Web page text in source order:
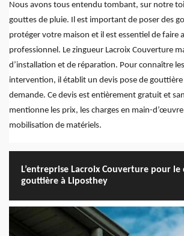
Nous avons tous entendu tombant, sur notre
gouttes de pluie. Il est important de poser des
protéger votre maison et il est essentiel de faire
professionnel. Le zingueur Lacroix Couverture
d’installation et de réparation. Pour connaître
intervention, il établit un devis pose de
demande. Ce devis est entièrement gratuit et
mentionne les prix, les charges en main-
mobilisation de matériels.
L’entreprise Lacroix Couverture pour
gouttière à Liposthey